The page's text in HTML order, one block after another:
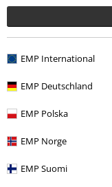
EMP International
EMP Deutschland
EMP Polska
EMP Norge
EMP Suomi
More categories.
Accessories Huer & caps
Tøj & accessories
Udsalg % Dametøj